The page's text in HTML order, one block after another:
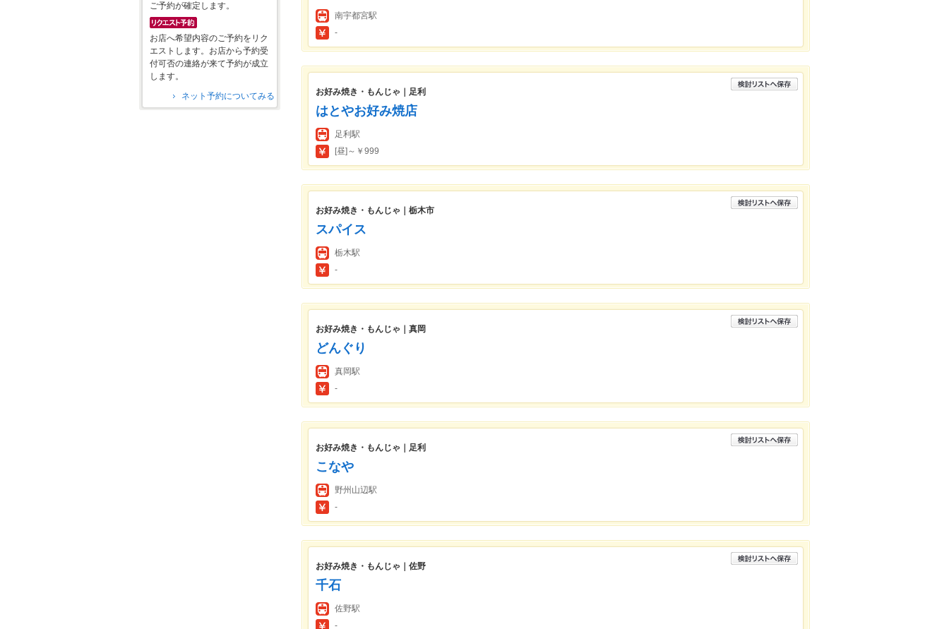
ご予約が確定します。
お店へ希望内容のご予約をリク
エストします。お店から予約受
付可否の連絡が来て予約が成立
します。
ネット予約についてみる
南宇都宮駅
-
お好み焼き・もんじゃ｜足利
はとやお好み焼店
足利駅
[昼]～￥999
お好み焼き・もんじゃ｜栃木市
スパイス
栃木駅
-
お好み焼き・もんじゃ｜真岡
どんぐり
真岡駅
-
お好み焼き・もんじゃ｜足利
こなや
野州山辺駅
-
お好み焼き・もんじゃ｜佐野
千石
佐野駅
-